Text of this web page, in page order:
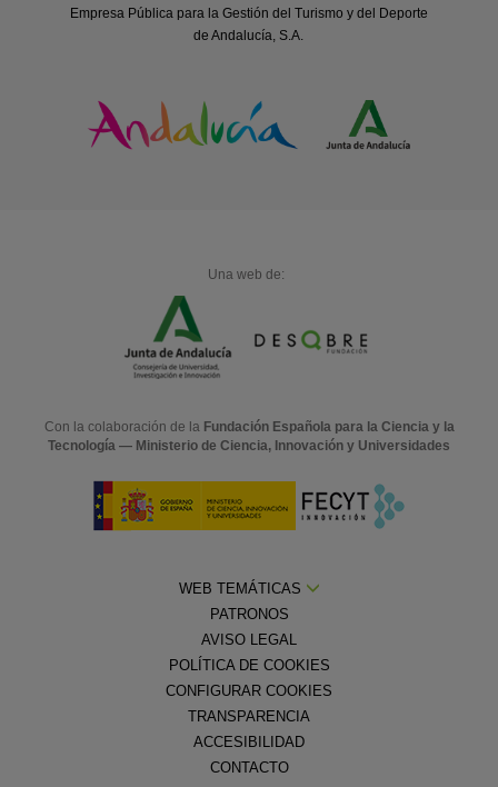
Empresa Pública para la Gestión del Turismo y del Deporte
de Andalucía, S.A.
Una web de:
Con la colaboración de la Fundación Española para la Ciencia y la
Tecnología — Ministerio de Ciencia, Innovación y Universidades
WEB TEMÁTICAS
PATRONOS
AVISO LEGAL
POLÍTICA DE COOKIES
CONFIGURAR COOKIES
TRANSPARENCIA
ACCESIBILIDAD
CONTACTO